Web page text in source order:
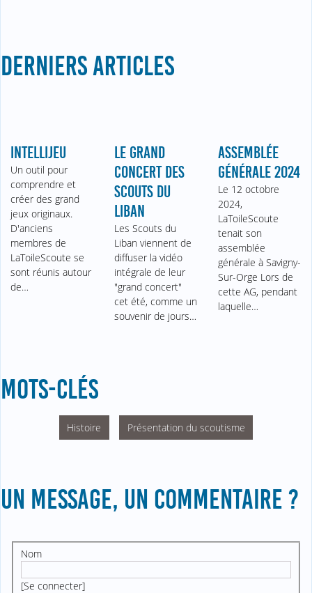
DERNIERS ARTICLES
INTELLIJEU
Un outil pour
comprendre et
créer des grand
jeux originaux.
D'anciens
membres de
LaToileScoute se
sont réunis autour
de…
LE GRAND
CONCERT DES
SCOUTS DU
LIBAN
Les Scouts du
Liban viennent de
diffuser la vidéo
intégrale de leur
"grand concert"
cet été, comme un
souvenir de jours…
ASSEMBLÉE
GÉNÉRALE 2024
Le 12 octobre
2024,
LaToileScoute
tenait son
assemblée
générale à Savigny-
Sur-Orge Lors de
cette AG, pendant
laquelle…
MOTS-CLÉS
Histoire Présentation du scoutisme
UN MESSAGE, UN COMMENTAIRE ?
Nom
[Se connecter]